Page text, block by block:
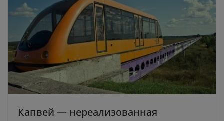
Капвей — нереализованная